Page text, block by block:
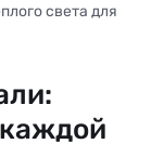
света для